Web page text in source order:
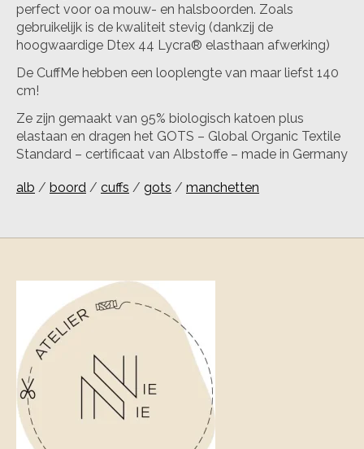
perfect voor oa mouw- en halsboorden. Zoals
gebruikelijk is de kwaliteit stevig (dankzij de
hoogwaardige Dtex 44 Lycra® elasthaan afwerking)
De CuffMe hebben een looplengte van maar liefst 140
cm!
Ze zijn gemaakt van 95% biologisch katoen plus
elastaan ​​en dragen het GOTS – Global Organic Textile
Standard – certificaat van Albstoffe – made in Germany
alb / boord / cuffs / gots / manchetten